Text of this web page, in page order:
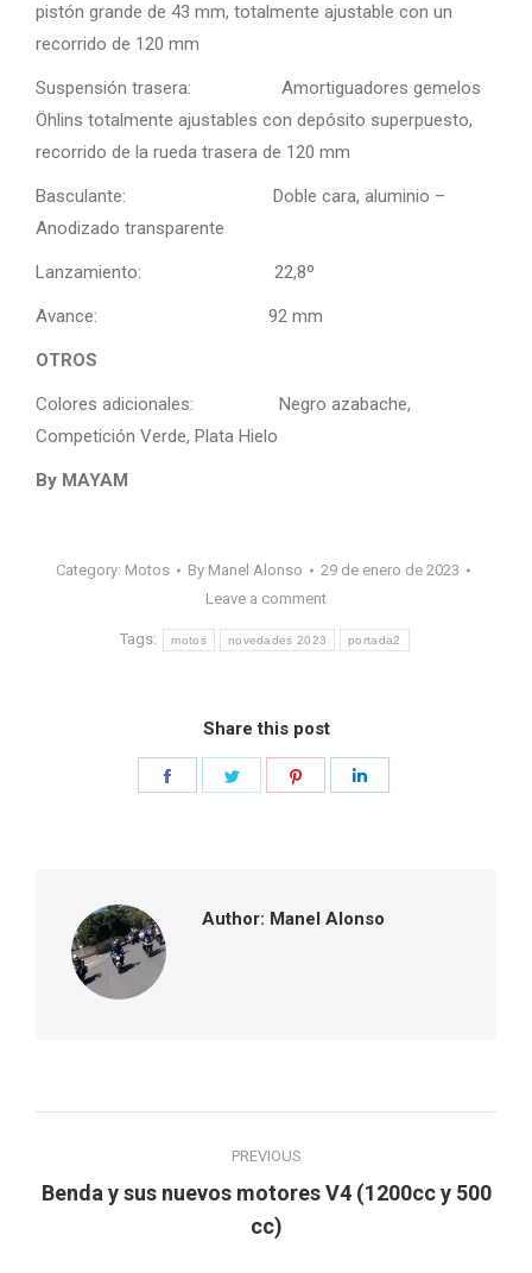
pistón grande de 43 mm, totalmente ajustable con un
recorrido de 120 mm
Suspensión trasera: Amortiguadores gemelos
Öhlins totalmente ajustables con depósito superpuesto,
recorrido de la rueda trasera de 120 mm
Basculante: Doble cara, aluminio –
Anodizado transparente
Lanzamiento: 22,8º
Avance: 92 mm
OTROS
Colores adicionales: Negro azabache,
Competición Verde, Plata Hielo
By MAYAM
Category: Motos By Manel Alonso
29 de enero de 2023
Leave a comment
Tags: motos novedades 2023 portada2
Share this post
Author: Manel Alonso
navigation
PREVIOUS
Previous
post:
Benda y sus nuevos motores V4 (1200cc y 500
cc)